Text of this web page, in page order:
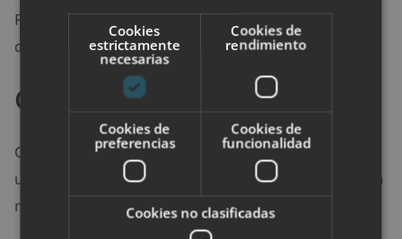
Perfecta para el uso diario. Unifica el tono sin cubrir
demasiado. Ideal si prefieres un look natural.
Cobertura media
Cubre imperfecciones leves. Aporta un aspecto más
uniforme sin parecer pesada. Se puede construir con
más capas si es necesario.
Cookies
estrictamente
necesarias
Cookies de
rendimiento
Cookies de
preferencias
Cookies de
funcionalidad
Cookies no clasificadas